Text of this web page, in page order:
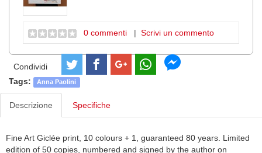
0 commenti | Scrivi un commento
Condividi
Tags:
Anna Paolini
Descrizione Specifiche
Fine Art Giclée print, 10 colours + 1, guaranteed 80 years. Limited
edition of 50 copies, numbered and signed by the author on